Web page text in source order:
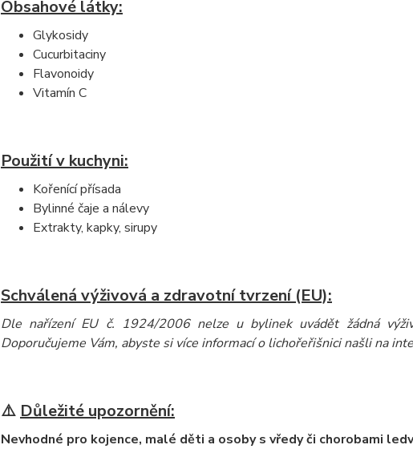
Obsahové látky:
Glykosidy
Cucurbitaciny
Flavonoidy
Vitamín C
Použití v kuchyni:
Kořenící přísada
Bylinné čaje a nálevy
Extrakty, kapky, sirupy
Schválená výživová a zdravotní tvrzení (EU):
Dle nařízení EU č. 1924/2006 nelze u bylinek uvádět žádná
Doporučujeme Vám, abyste si více informací o lichořeřišnici našli na
⚠️ Důležité upozornění:
Nevhodné pro kojence, malé děti a osoby s vředy či chorobami